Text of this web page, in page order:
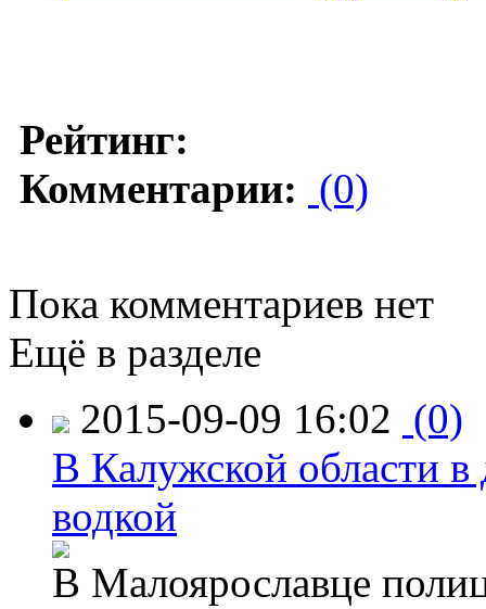
Рейтинг:
Комментарии: (0)
Пока комментариев нет
Ещё в разделе
2015-09-09 16:02 (0)
В Калужской области в
водкой
В Малоярославце